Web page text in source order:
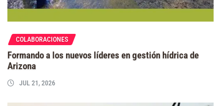
COLABORACIONES
Formando a los nuevos líderes en gestión hídrica de
Arizona
JUL 21, 2026